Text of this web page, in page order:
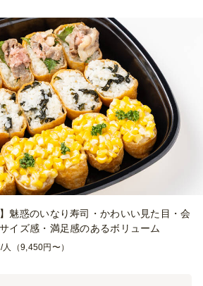
魅惑のいなり寿司・かわいい見た目・会
イズ感・満足感のあるボリューム
/人（9,450円〜）